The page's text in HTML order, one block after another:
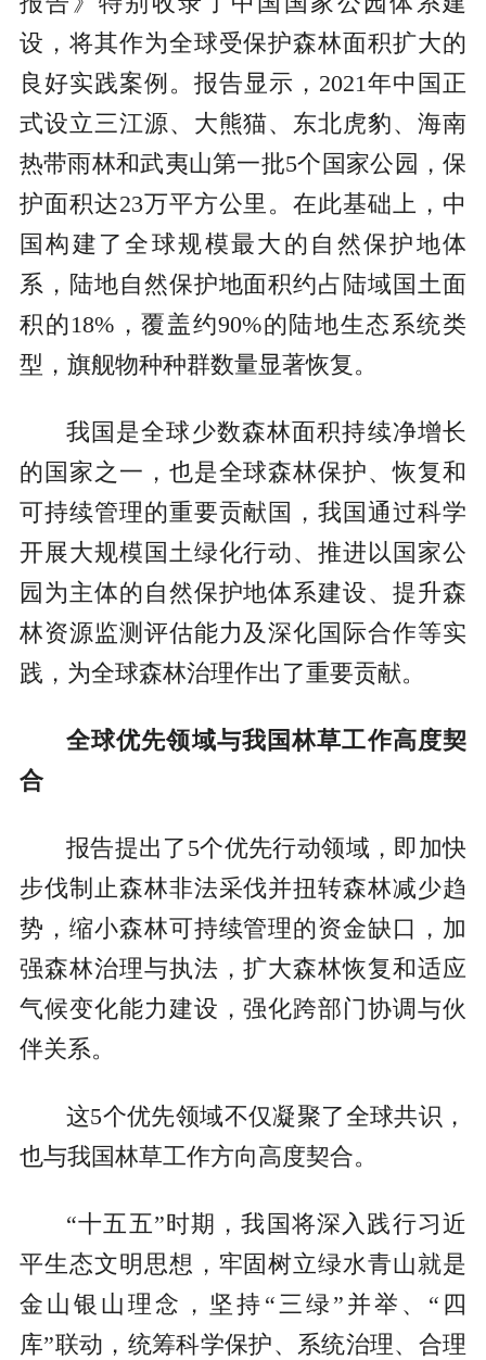
设，将其作为全球受保护森林面积扩大的
良好实践案例。报告显示，2021年中国正
式设立三江源、大熊猫、东北虎豹、海南
热带雨林和武夷山第一批5个国家公园，保
护面积达23万平方公里。在此基础上，中
国构建了全球规模最大的自然保护地体
系，陆地自然保护地面积约占陆域国土面
积的18%，覆盖约90%的陆地生态系统类
型，旗舰物种种群数量显著恢复。
我国是全球少数森林面积持续净增长
的国家之一，也是全球森林保护、恢复和
可持续管理的重要贡献国，我国通过科学
开展大规模国土绿化行动、推进以国家公
园为主体的自然保护地体系建设、提升森
林资源监测评估能力及深化国际合作等实
践，为全球森林治理作出了重要贡献。
全球优先领域与我国林草工作高度契
合
报告提出了5个优先行动领域，即加快
步伐制止森林非法采伐并扭转森林减少趋
势，缩小森林可持续管理的资金缺口，加
强森林治理与执法，扩大森林恢复和适应
气候变化能力建设，强化跨部门协调与伙
伴关系。
这5个优先领域不仅凝聚了全球共识，
也与我国林草工作方向高度契合。
“十五五”时期，我国将深入践行习近
平生态文明思想，牢固树立绿水青山就是
金山银山理念，坚持“三绿”并举、“四
库”联动，统筹科学保护、系统治理、合理